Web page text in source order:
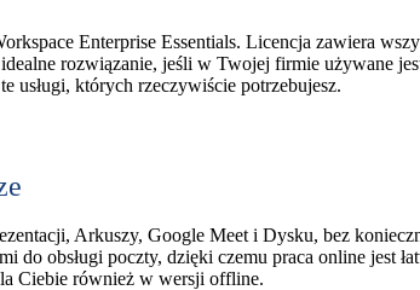
Enterprise Essentials. Licencja zawiera
rozwiązanie, jeśli w Twojej firmie używane
usługi, których rzeczywiście potrzebujesz.
Arkuszy, Google Meet i Dysku, bez
obsługi poczty, dzięki czemu praca online jest
Ciebie również w wersji offline.